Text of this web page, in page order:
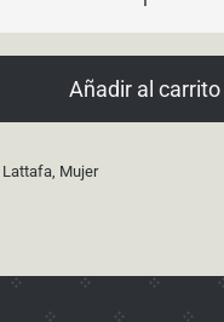
Ajwad
Añadir al carrito
Lattafa Mujer